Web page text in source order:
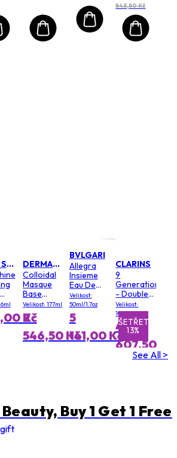
YVES SAINT LAURENT
#
Kč
DERMALOGICA
Colloidal
Masque
Base
(Salon
Size)
Velikost: 177ml
2
546,50 Kč
BVLGARI
Allegra
Insieme
Eau De
Parfum
Velikost:
50ml/1.7oz
5
141,00 Kč
UŠETŘETE
1%
543,50 Kč
UŠETŘETE
13%
CLARINS
9
Generation
- Double
Serum
Light
Texture
Velikost:
100ml
4
607,50 Kč
DPC 5See All >
Buy 1 Get 1 Free